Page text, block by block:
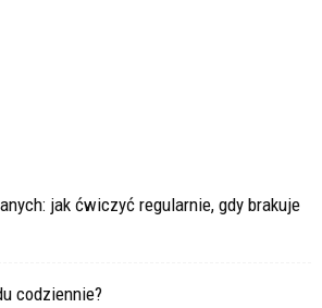
jak ćwiczyć regularnie, gdy brakuje
codziennie?